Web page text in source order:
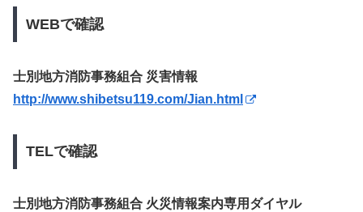
WEBで確認
士別地方消防事務組合 災害情報
http://www.shibetsu119.com/Jian.html
TELで確認
士別地方消防事務組合 火災情報案内専用ダイヤル